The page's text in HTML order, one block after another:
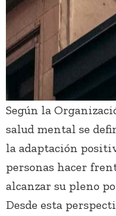
Según la
salud mental se
la adaptación
personas hacer
alcanzar su pleno
Desde esta